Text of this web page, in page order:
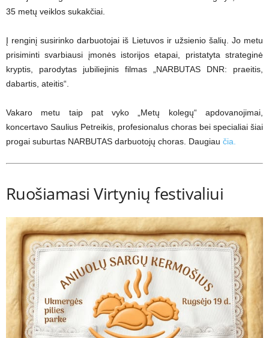
35 metų veiklos sukakčiai.
Į renginį susirinko darbuotojai iš Lietuvos ir užsienio šalių. Jo metu
prisiminti svarbiausi įmonės istorijos etapai, pristatyta strateginė
kryptis, parodytas jubiliejinis filmas „NARBUTAS DNR: praeitis,
dabartis, ateitis“.
Vakaro metu taip pat vyko „Metų kolegų“ apdovanojimai,
koncertavo Saulius Petreikis, profesionalus choras bei specialiai šiai
progai suburtas NARBUTAS darbuotojų choras. Daugiau čia.
Ruošiamasi Virtynių festivaliui